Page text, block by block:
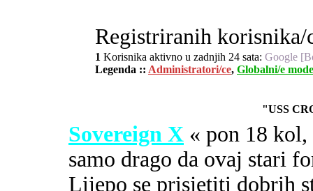
Registriranih korisnika/
1 Korisnika aktivno u zadnjih 24 sata: Google
Legenda :: Administratori/ce, Globalni/e
"USS
Sovereign X « pon 18
samo drago da ovaj stari
Lijepo se prisjetiti dobrih